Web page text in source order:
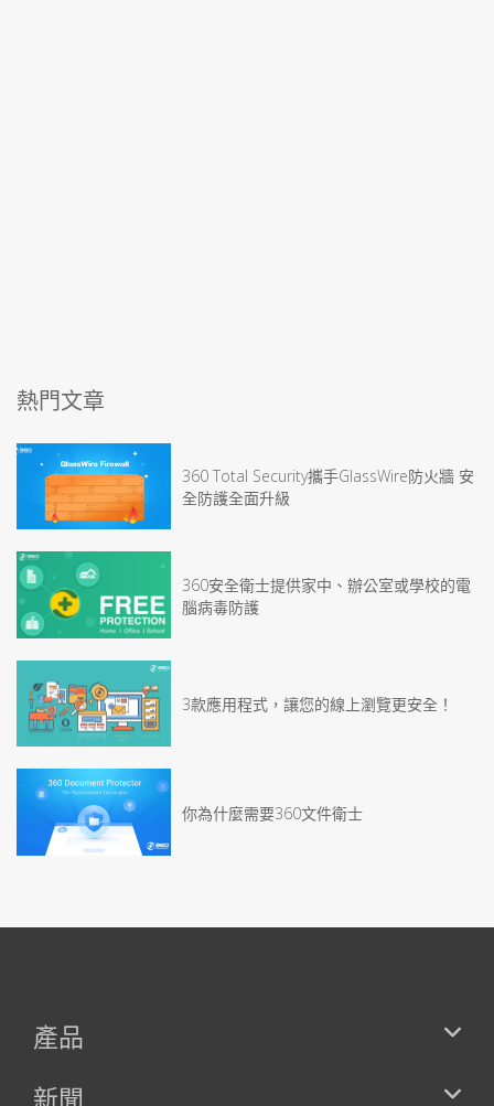
熱門文章
360 Total Security攜手GlassWire防火牆 安
全防護全面升級
360安全衛士提供家中、辦公室或學校的電
腦病毒防護
3款應用程式，讓您的線上瀏覽更安全！
你為什麼需要360文件衛士
產品
新聞